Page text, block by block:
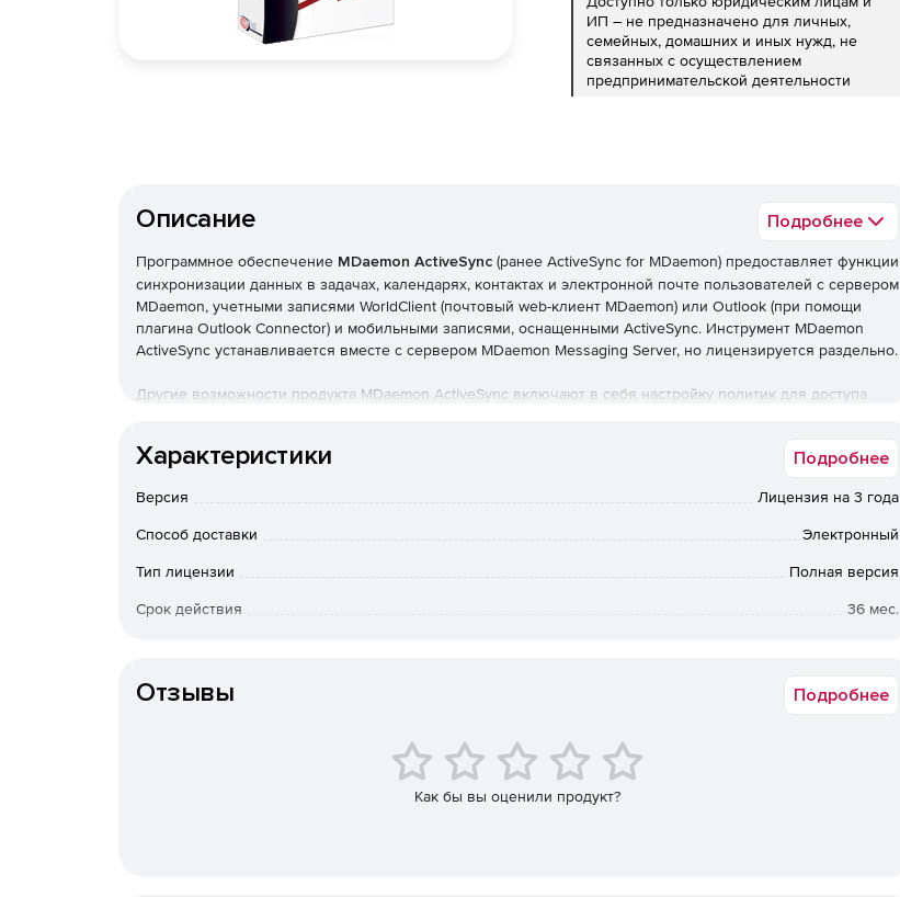
ИП – не предназначено для личных,
семейных, домашних и иных нужд, не
связанных с осуществлением
предпринимательской деятельности
Описание Подробнее
Программное обеспечение MDaemon ActiveSync (ранее ActiveSync for MDaemon) предоставляет функции
синхронизации данных в задачах, календарях, контактах и электронной почте пользователей с сервером
MDaemon, учетными записями WorldClient (почтовый web-клиент MDaemon) или Outlook (при помощи
плагина Outlook Connector) и мобильными записями, оснащенными ActiveSync. Инструмент MDaemon
ActiveSync устанавливается вместе с сервером MDaemon Messaging Server, но лицензируется раздельно.
Другие возможности продукта MDaemon ActiveSync включают в себя настройку политик для доступа
белых и черных списков устройств, отключение от неактивных устройств и контроль использования
Преимущества MDaemon ActiveSync
Отсутствие необходимости в установке и сопровождении промежуточного сервера.
Прямое подключение между мобильным устройством и сервером, позволяющее избегать передач
Возможность полностью контролировать соблюдение IT-политик.
MDaemon ActiveSync обеспечивает высочайший уровень интеграции с новейшими мобильными
устройствами, включая iPhone/iPad, BlackBerry 10, Android и Windows Mobile/Windows Phone, и является
Характеристики Подробнее
Версия Лицензия на 3 года
Способ доставки Электронный
Тип лицензии Полная версия
Срок действия 36 мес.
Отзывы Подробнее
Как бы вы оценили продукт?